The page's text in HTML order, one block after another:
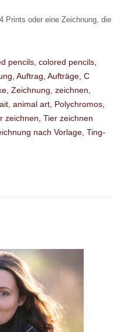
Prints oder eine Zeichnung, die